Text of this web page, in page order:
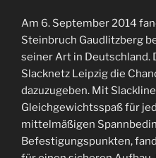
Am 6. September 2014
Steinbruch Gaudlitzberg
seiner Art in Deutschland.
Slacknetz Leipzig die
dazuzugeben. Mit
Gleichgewichtsspaß für
mittelmäßigen
Befestigungspunkten,